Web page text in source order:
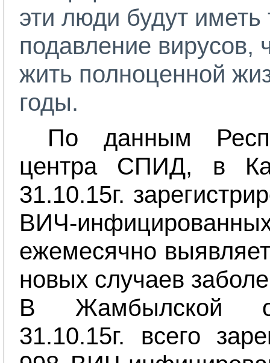
эти люди будут иметь
подавление вирусов,
жить полноценной
годы.
По данным
центра СПИД, в
31.10.15г.
ВИЧ-
ежемесячно
новых случаев
В Жамбылской
31.10.15г. всего